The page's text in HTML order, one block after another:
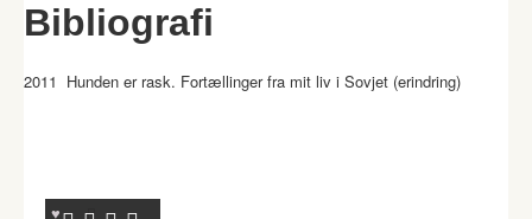
Bibliografi
2011 Hunden er rask. Fortællinger fra mit liv i Sovjet (erindring)